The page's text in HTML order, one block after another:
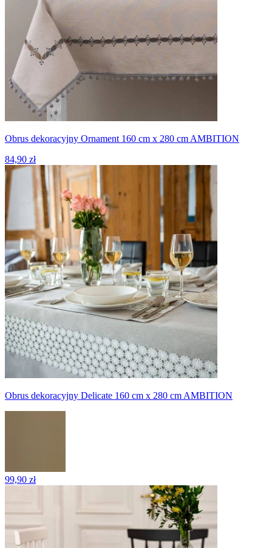
Obrus dekoracyjny Ornament 160 cm x 280 cm AMBITION
84,90 zł
Obrus dekoracyjny Delicate 160 cm x 280 cm AMBITION
99,90 zł